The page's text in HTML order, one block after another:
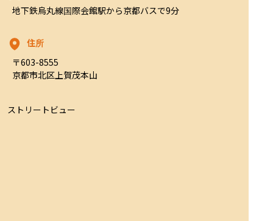
地下鉄烏丸線国際会館駅から京都バスで9分
住所
〒603-8555
京都市北区上賀茂本山
ストリートビュー